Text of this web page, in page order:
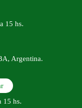
15 hs.
Argentina.
15 hs.